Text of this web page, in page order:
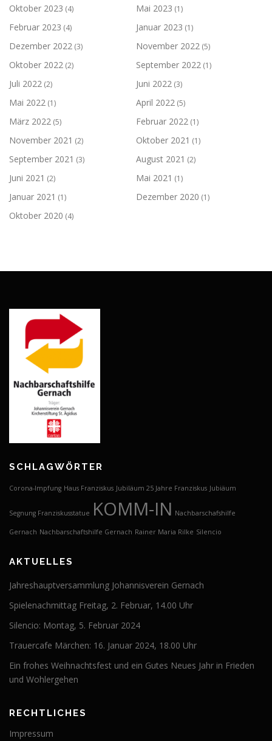
Oktober 2023 (4) Mai 2023 (1)
Februar 2023 (4) Januar 2023 (1)
Dezember 2022 (3) November 2022 (5)
Oktober 2022 (2) September 2022 (1)
Juli 2022 (2) Juni 2022 (3)
Mai 2022 (1) April 2022 (5)
März 2022 (5) Februar 2022 (1)
November 2021 (2) Oktober 2021 (1)
September 2021 (3) August 2021 (2)
Juni 2021 (2) Mai 2021 (1)
Januar 2021 (1) Dezember 2020 (1)
Oktober 2020 (4)
SCHLAGWÖRTER
Corona-Impfung Haus Franziskus Jubiläum 25 Jahre Franziskus Jubiäum
Segnung Franziskusstatue KOMM-IN Nachbarschafshilfe
Gernach Nachbarschaftshilfe Gernach Rainer Maria Rilke Silencio
AKTUELLES
Jahreshauptversammlung Johannisverein Gernach
Spielenachmittag Freitag, 2. Februar, 14.00 Uhr
Silencio: Montag, 5. Februar 2024
Trauercafe Märchen: 16. Januar 2024, 18.00 Uhr
Ein frohes Weihnachtsfest und ein Gutes Neues Jahr in Frieden
und Wohlergehen
RECHTLICHES
Impressum